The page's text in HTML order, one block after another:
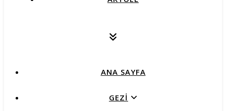
ANA SAYFA
GEZİ